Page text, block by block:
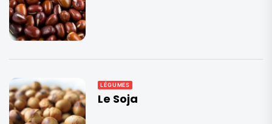
LÉGUMES
Le Soja